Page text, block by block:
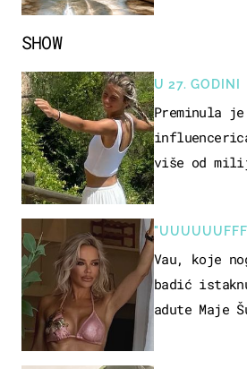
SHOW
U 27. GODINI
Preminula je
više od
Vau, koje
badić
adute Maje